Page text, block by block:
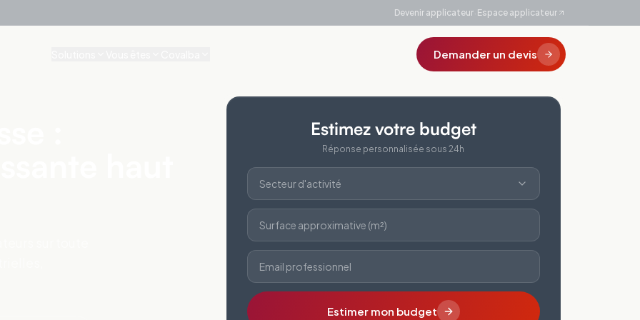
Devenir applicateur· Espace applicateur
Demander un devis
Estimez votre budget
Réponse personnalisée sous 24h
Secteur d'activité
Surface approximative (m²)
Email professionnel
Estimer mon budget